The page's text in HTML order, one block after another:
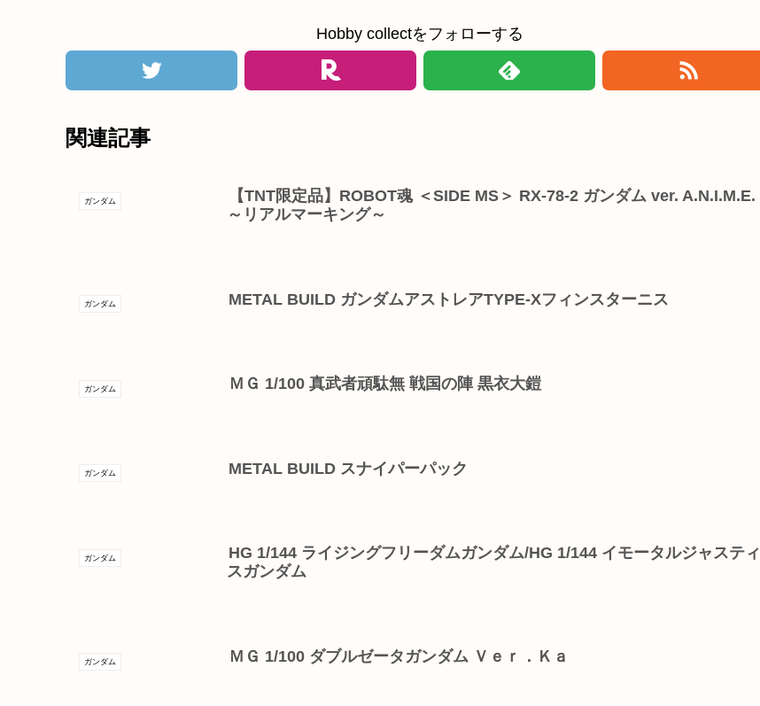
Hobby collectをフォローする
関連記事
ガンダム
【TNT限定品】ROBOT魂 ＜SIDE MS＞ RX-78-2 ガンダム ver. A.N.I.M.E.
～リアルマーキング～
ガンダム METAL BUILD ガンダムアストレアTYPE-Xフィンスターニス
ガンダム ＭＧ 1/100 真武者頑駄無 戦国の陣 黒衣大鎧
ガンダム METAL BUILD スナイパーパック
ガンダム
HG 1/144 ライジングフリーダムガンダム/HG 1/144 イモータルジャスティ
スガンダム
ガンダム ＭＧ 1/100 ダブルゼータガンダム Ｖｅｒ．Ｋａ